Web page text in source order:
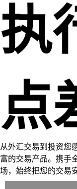
执
点
从外汇交易到投资您
富的交易产品。携手
场，始终把您的交易